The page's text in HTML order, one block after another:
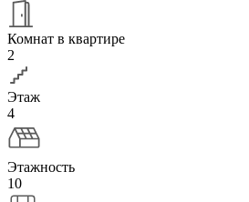
Комнат в квартире
2
Этаж
4
Этажность
10